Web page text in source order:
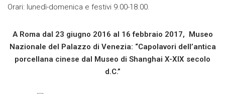
Orari: lunedì-domenica e festivi 9.00-18.00.
A Roma dal 23 giugno 2016 al 16 febbraio 2017, Museo
Nazionale del Palazzo di Venezia: “Capolavori dell’antica
porcellana cinese dal Museo di Shanghai X-XIX secolo
d.C.”